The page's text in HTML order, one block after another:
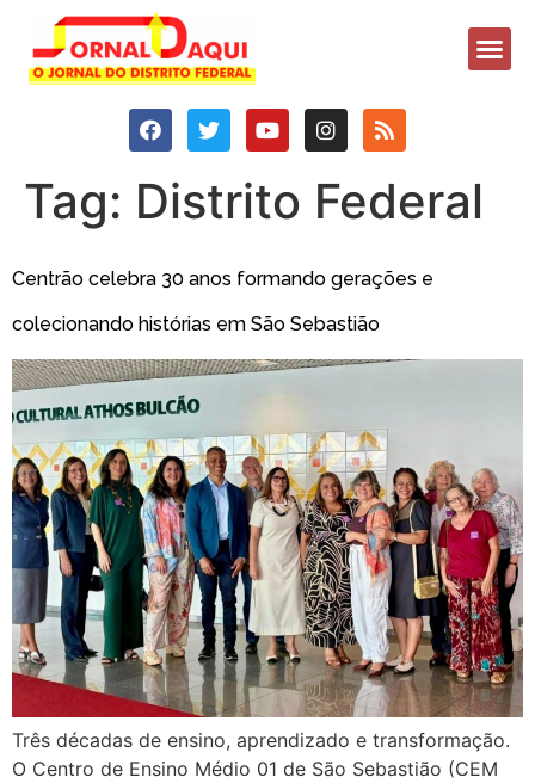
Tag: Distrito Federal
Centrão celebra 30 anos formando gerações e
colecionando histórias em São Sebastião
Três décadas de ensino, aprendizado e transformação.
O Centro de Ensino Médio 01 de São Sebastião (CEM